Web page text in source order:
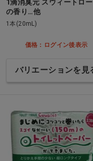
1滴消臭元 スウィートロ
の香り…他
1本(20mL)
価格：ログイン後表示
バリエーションを見